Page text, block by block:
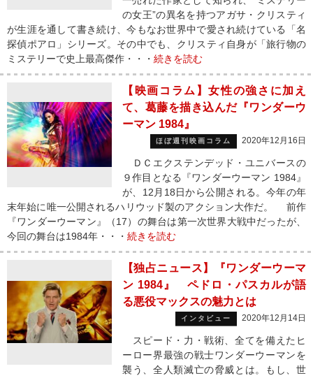
の女王”の異名を持つアガサ・クリスティ
が生涯を通して書き続け、今もなお世界中で愛され続けている「名
探偵ポアロ」シリーズ。その中でも、クリスティ自身が「旅行物の
ミステリーで史上最高傑作・・・ 続きを読む
【映画コラム】女性の強さに加え
て、葛藤を描き込んだ『ワンダーウ
ーマン 1984』
ほぼ週刊映画コラム 2020年12月16日
ＤＣエクステンデッド・ユニバースの
９作目となる『ワンダーウーマン 1984』
が、12月18日から公開される。今年の年
末年始に唯一公開されるハリウッド製のアクション大作だ。 前作
『ワンダーウーマン』（17）の舞台は第一次世界大戦中だったが、
今回の舞台は1984年・・・ 続きを読む
【独占ニュース】『ワンダーウーマ
ン 1984』 ペドロ・パスカルが語
る悪役マックスの魅力とは
インタビュー 2020年12月14日
スピード・力・戦術、全てを備えたヒ
ーロー界最強の戦士ワンダーウーマンを
襲う、全人類滅亡の脅威とは。もし、世